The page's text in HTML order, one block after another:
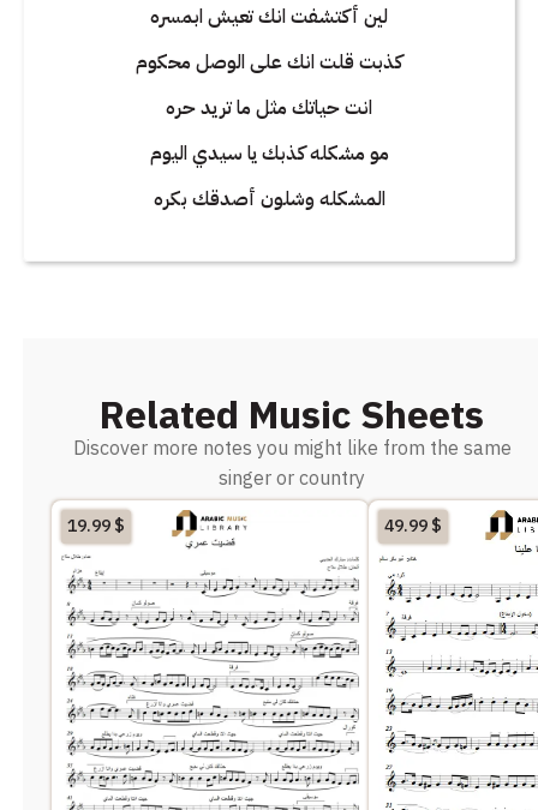
لين أكتشفت انك تعيش ابمسره
كذبت قلت انك على الوصل محكوم
انت حياتك مثل ما تريد حره
مو مشكله كذبك يا سيدي اليوم
المشكله وشلون أصدقك بكره
Related Music Sheets
Discover more notes you might like from the same
singer or country
19.99$ 49.99$